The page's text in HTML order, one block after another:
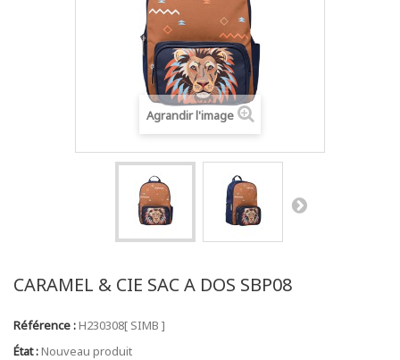
Agrandir l'image
CARAMEL & CIE SAC A DOS SBP08
Référence :H230308[ SIMB ]
État :Nouveau produit